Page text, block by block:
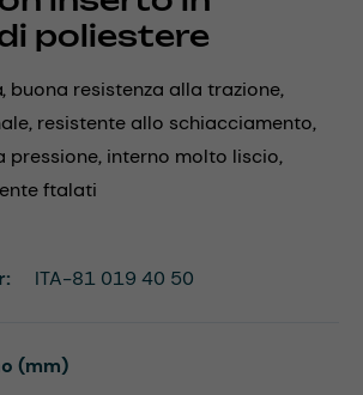
poliestere
buona resistenza alla trazione,
resistente allo schiacciamento,
pressione, interno molto liscio,
ftalati
(mm)
ITA-81 019 40 50